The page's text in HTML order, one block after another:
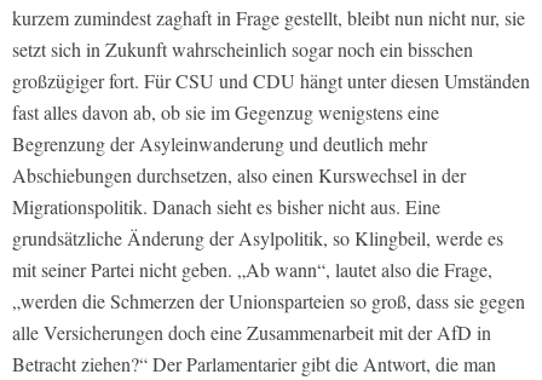
kurzem zumindest zaghaft in Frage gestellt, bleibt nun nicht nur, sie
setzt sich in Zukunft wahrscheinlich sogar noch ein bisschen
großzügiger fort. Für CSU und CDU hängt unter diesen Umständen
fast alles davon ab, ob sie im Gegenzug wenigstens eine
Begrenzung der Asyleinwanderung und deutlich mehr
Abschiebungen durchsetzen, also einen Kurswechsel in der
Migrationspolitik. Danach sieht es bisher nicht aus. Eine
grundsätzliche Änderung der Asylpolitik, so Klingbeil, werde es
mit seiner Partei nicht geben. „Ab wann“, lautet also die Frage,
„werden die Schmerzen der Unionsparteien so groß, dass sie gegen
alle Versicherungen doch eine Zusammenarbeit mit der AfD in
Betracht ziehen?“ Der Parlamentarier gibt die Antwort, die man